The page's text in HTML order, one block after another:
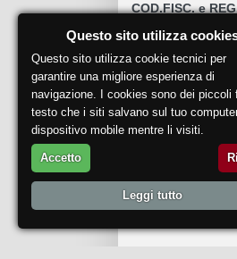
COD.FISC. e
€.
REA:RM 930252
Roc:36580 del 5
Pec:
Questo sito utilizza
Questo sito utilizza cookie tecnici per
garantire una migliore esperienza di
navigazione. I cookies sono dei piccoli
testo che i siti salvano sul tuo
dispositivo mobile mentre li visiti.
Accetto
Leggi tutto